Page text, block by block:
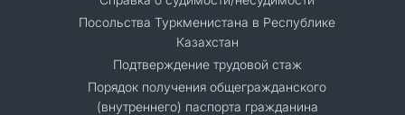
Посольства Туркменистана в Республике
Казахстан
Подтверждение трудовой стаж
Порядок получения общегражданского
(внутреннего) паспорта гражданина